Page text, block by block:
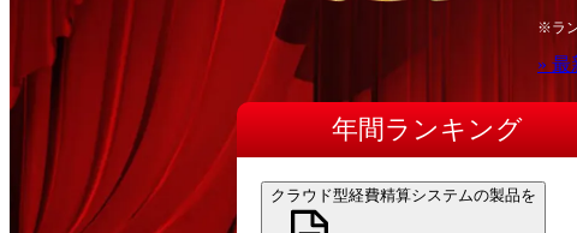
※ラ
» 最
年間ランキング
クラウド型経費精算システムの製品を